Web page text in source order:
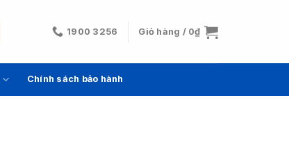
1900 3256 Giỏ hàng / 0₫
Chính sách bảo hành